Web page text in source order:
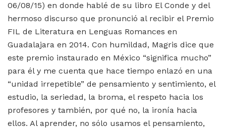
06/08/15) en donde hablé de su libro El Conde y del
hermoso discurso que pronunció al recibir el Premio
FIL de Literatura en Lenguas Romances en
Guadalajara en 2014. Con humildad, Magris dice que
este premio instaurado en México “significa mucho”
para él y me cuenta que hace tiempo enlazó en una
“unidad irrepetible” de pensamiento y sentimiento, el
estudio, la seriedad, la broma, el respeto hacia los
profesores y también, por qué no, la ironía hacia
ellos. Al aprender, no sólo usamos el pensamiento,